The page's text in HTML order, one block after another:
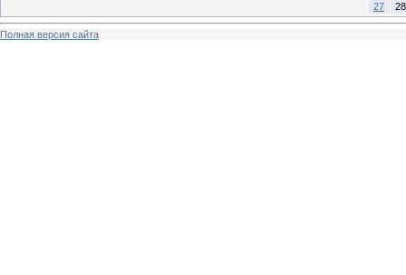
27
28
Полная версия сайта